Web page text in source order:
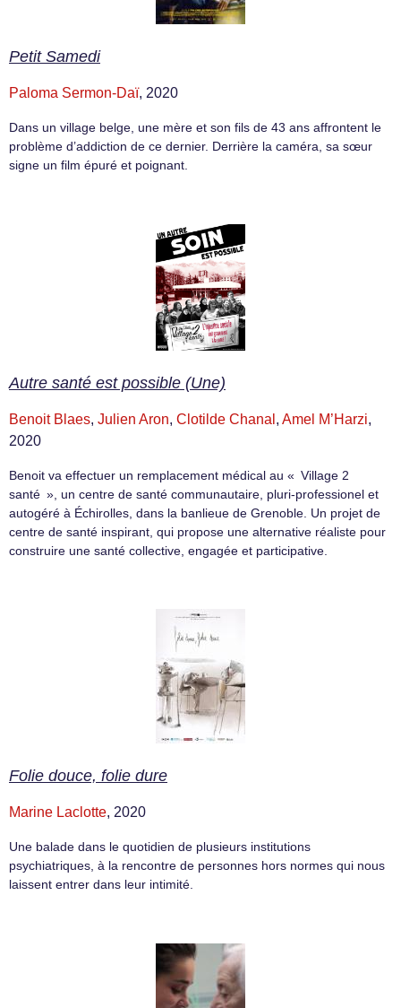
Petit Samedi
Paloma Sermon-Daï, 2020
Dans un village belge, une mère et son fils de 43 ans affrontent le
problème d’addiction de ce dernier. Derrière la caméra, sa sœur
signe un film épuré et poignant.
Autre santé est possible (Une)
Benoit Blaes, Julien Aron, Clotilde Chanal , Amel M’Harzi,
2020
Benoit va effectuer un remplacement médical au « Village 2
santé », un centre de santé communautaire, pluri-professionel et
autogéré à Échirolles, dans la banlieue de Grenoble. Un projet de
centre de santé inspirant, qui propose une alternative réaliste pour
construire une santé collective, engagée et participative.
Folie douce, folie dure
Marine Laclotte, 2020
Une balade dans le quotidien de plusieurs institutions
psychiatriques, à la rencontre de personnes hors normes qui nous
laissent entrer dans leur intimité.